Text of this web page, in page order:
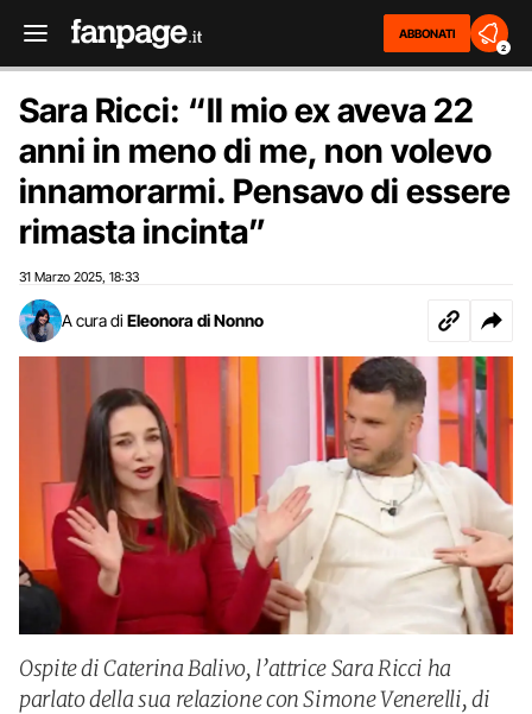
ABBONATI
2
Sara Ricci: “Il mio ex aveva 22
anni in meno di me, non volevo
innamorarmi. Pensavo di essere
rimasta incinta”
31 Marzo 2025 18:33
A cura di Eleonora di Nonno
Ospite di Caterina Balivo, l’attrice Sara Ricci ha
parlato della sua relazione con Simone Venerelli, di